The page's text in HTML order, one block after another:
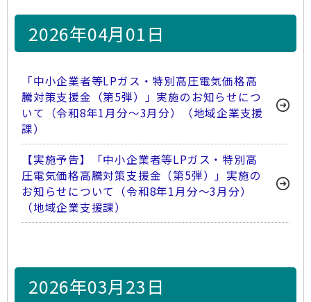
2026年04月01日
「中小企業者等LPガス・特別高圧電気価格高
騰対策支援金（第5弾）」実施のお知らせにつ
いて（令和8年1月分～3月分）（地域企業支援
課）
【実施予告】「中小企業者等LPガス・特別高
圧電気価格高騰対策支援金（第5弾）」実施の
お知らせについて（令和8年1月分～3月分）
（地域企業支援課）
2026年03月23日